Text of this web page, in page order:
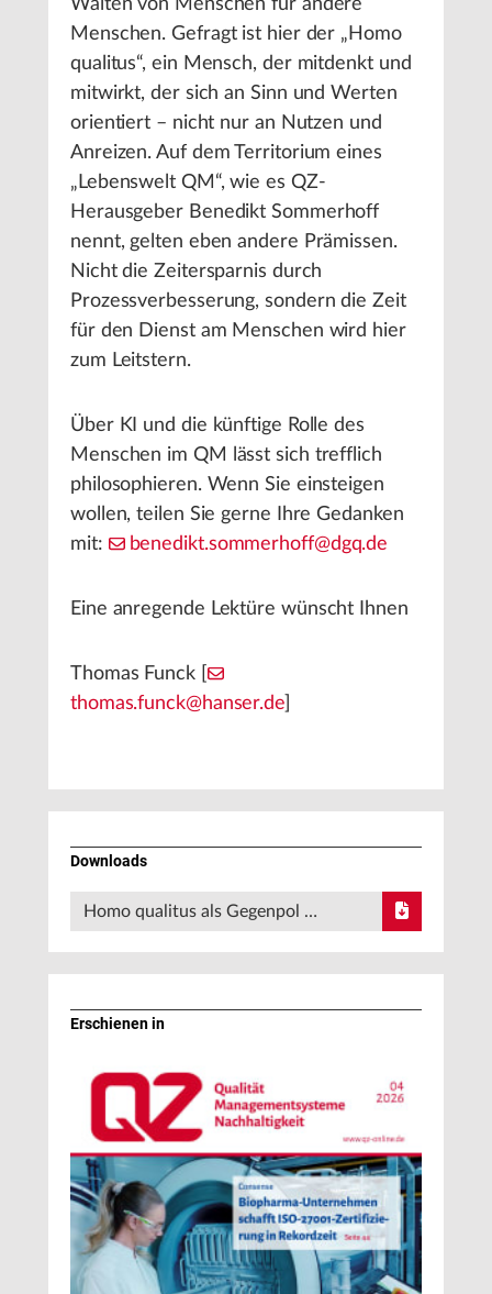
Walten von Menschen für andere
Menschen. Gefragt ist hier der „Homo
qualitus“, ein Mensch, der mitdenkt und
mitwirkt, der sich an Sinn und Werten
orientiert – nicht nur an Nutzen und
Anreizen. Auf dem Territorium eines
„Lebenswelt QM“, wie es QZ-
Herausgeber Benedikt Sommerhoff
nennt, gelten eben andere Prämissen.
Nicht die Zeitersparnis durch
Prozessverbesserung, sondern die Zeit
für den Dienst am Menschen wird hier
zum Leitstern.
Über KI und die künftige Rolle des
Menschen im QM lässt sich trefflich
philosophieren. Wenn Sie einsteigen
wollen, teilen Sie gerne Ihre Gedanken
mit:
benedikt.sommerhoff@dgq.de
Eine anregende Lektüre wünscht Ihnen
Thomas Funck [
thomas.funck@hanser.de
Downloads
Homo qualitus als Gegenpol …
Erschienen in